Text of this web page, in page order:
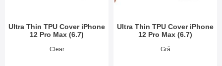
Ultra Thin TPU Cover iPhone
12 Pro Max (6.7)
Varenr 37892Clear
Ultra Thin TPU Cover iPhone
12 Pro Max (6.7)
Varenr 37891Grå